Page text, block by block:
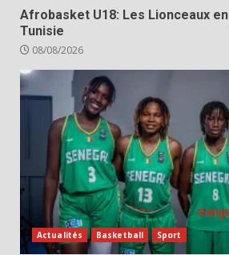
Afrobasket U18: Les Lionceaux
Tunisie
08/08/2026
Actualités Basketball Sport